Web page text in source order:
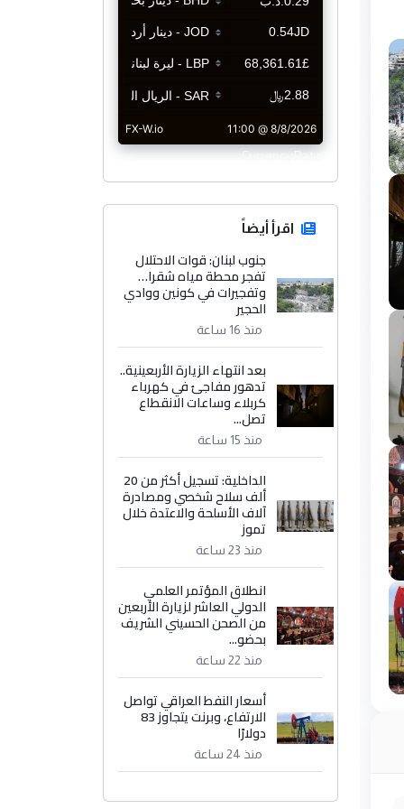
CurrencyRate
اقرأ أيضاً
جنوب لبنان: قوات الاحتلال
تفجر محطة مياه شقرا…
وتفجيرات في كونين ووادي
الحجير
منذ 16 ساعة
بعد انتهاء الزيارة الأربعينية..
تدهور مفاجئ في كهرباء
كربلاء وساعات الانقطاع
تصل...
منذ 15 ساعة
الداخلية: تسجيل أكثر من 20
ألف سلاح شخصي ومصادرة
آلاف الأسلحة والاعتدة خلال
تموز
منذ 23 ساعة
انطلاق المؤتمر العلمي
الدولي العاشر لزيارة الأربعين
من الصحن الحسيني الشريف
بحضو...
منذ 22 ساعة
أسعار النفط العراقي تواصل
الارتفاع، وبرنت يتجاوز 83
دولارًا
منذ 24 ساعة